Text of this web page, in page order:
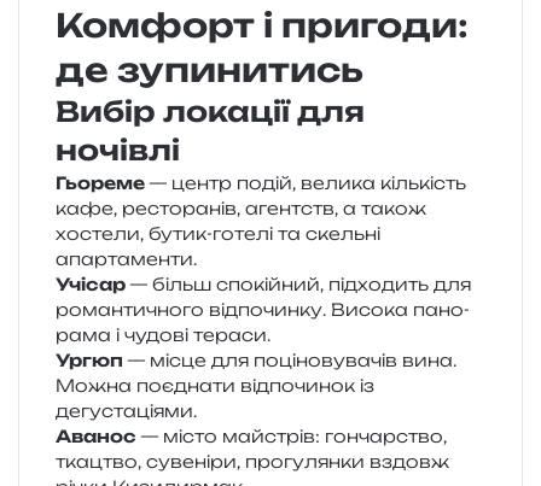
Комфорт і пригоди:
де зупинитись
Вибір локації для
ночівлі
Гьореме— центр подій, вели­ка кіль­кість
кафе, ресто­ра­нів, агентств, а також
хосте­ли, бутик-готе­лі та скель­ні
апартаменти.
Учісар— більш спо­кій­ний, під­хо­дить для
роман­ти­чно­го від­по­чин­ку. Висока пано­
ра­ма і чудо­ві тераси.
Ургюп — місце для поці­но­ву­ва­чів вина.
Можна поєд­на­ти від­по­чи­нок із
дегустаціями.
Аванос — місто май­стрів: гон­чар­ство,
тка­цтво, суве­ні­ри, про­гу­лян­ки вздовж